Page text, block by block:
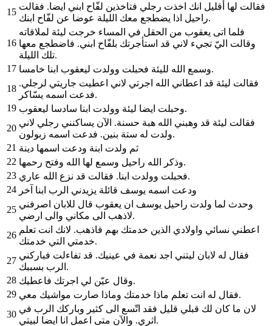
15
فقالت لها أقليل انك اخذت رجلي فتاخذين لفّاح ابني ايضا. فقالت
راحيل اذا يضطجع معك الليلة عوضا عن لفّاح ابنك.
16
فلما اتى يعقوب من الحقل في المساء خرجت ليئة لملاقاته
وقالت اليّ تجيء لاني قد استأجرتك بلفّاح ابني. فاضطجع معها
تلك الليلة.
17
وسمع الله لليئة فحبلت وولدت ليعقوب ابنا خامسا.
18
فقالت ليئة قد اعطاني الله اجرتي لاني اعطيت جاريتي لرجلي.
فدعت اسمه يسّاكر.
19
وحبلت ايضا ليئة وولدت ابنا سادسا ليعقوب.
20
فقالت ليئة قد وهبني الله هبة حسنة. الآن يساكنني رجلي لاني
ولدت له ستة بنين. فدعت اسمه زبولون.
21 ثم ولدت ابنة ودعت اسمها دينة
22
وذكر الله راحيل وسمع لها الله وفتح رحمها.
23
فحبلت وولدت ابنا. فقالت قد نزع الله عاري.
24 ودعت اسمه يوسف قائلة يزيدني الرب ابنا آخر
25
وحدث لما ولدت راحيل يوسف ان يعقوب قال للابان اصرفني
لاذهب الى مكاني والى ارضي.
26
اعطني نسائي واولادي الذين خدمتك بهم فاذهب. لانك انت تعلم
خدمتي التي خدمتك.
27
فقال له لابان ليتني اجد نعمة في عينيك. قد تفاءلت فباركني
الرب بسببك.
28
وقال عيّن لي اجرتك فاعطيك.
29
فقال له انت تعلم ماذا خدمتك وماذا صارت مواشيك معي.
30
لان ما كان لك قبلي قليل فقد اتّسع الى كثير وباركك الرب في
اثري. والآن متى اعمل انا ايضا لبيتي.